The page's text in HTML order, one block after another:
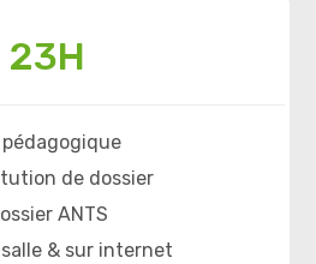
23H
pédagogique
de dossier
ANTS
& sur internet